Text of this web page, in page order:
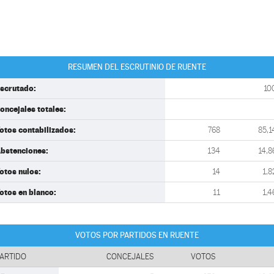
RESUMEN DEL ESCRUTINIO DE RUENTE
totales:
contabilizados: 768
134
nulos: 14
en blanco: 11
VOTOS POR PARTIDOS EN RUENTE
CONCEJALES VOTOS